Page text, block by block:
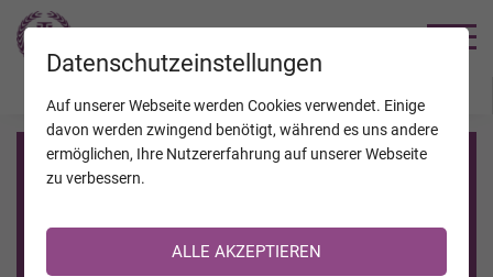
Registrierung auf TrauerHilfe.it
Sie sind noch nicht auf TrauerHilfe.it registriert?
>> zur kostenlosen Registrierung <<
Datenschutzeinstellungen
Auf unserer Webseite werden Cookies verwendet. Einige
davon werden zwingend benötigt, während es uns andere
ermöglichen, Ihre Nutzererfahrung auf unserer Webseite
zu verbessern.
ALLE AKZEPTIEREN
JAHRESTAGE KALENDER VERSTORBENE